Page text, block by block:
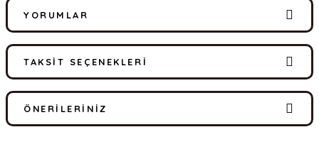
YORUMLAR
Bu ürüne ilk yorumu siz yapın!
TAKSIT SEÇENEKLERI
ÖNERILERINIZ